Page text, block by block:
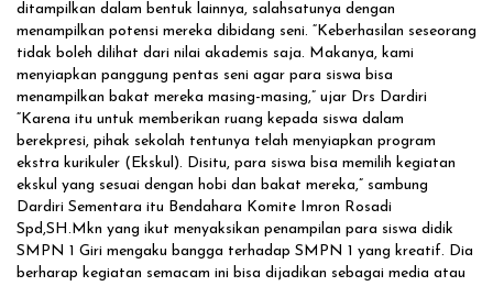
ditampilkan dalam bentuk lainnya, salahsatunya dengan
menampilkan potensi mereka dibidang seni. “Keberhasilan seseorang
tidak boleh dilihat dari nilai akademis saja. Makanya, kami
menyiapkan panggung pentas seni agar para siswa bisa
menampilkan bakat mereka masing-masing,” ujar Drs Dardiri
“Karena itu untuk memberikan ruang kepada siswa dalam
berekpresi, pihak sekolah tentunya telah menyiapkan program
ekstra kurikuler (Ekskul). Disitu, para siswa bisa memilih kegiatan
ekskul yang sesuai dengan hobi dan bakat mereka,” sambung
Dardiri Sementara itu Bendahara Komite Imron Rosadi
Spd,SH.Mkn yang ikut menyaksikan penampilan para siswa didik
SMPN 1 Giri mengaku bangga terhadap SMPN 1 yang kreatif. Dia
berharap kegiatan semacam ini bisa dijadikan sebagai media atau